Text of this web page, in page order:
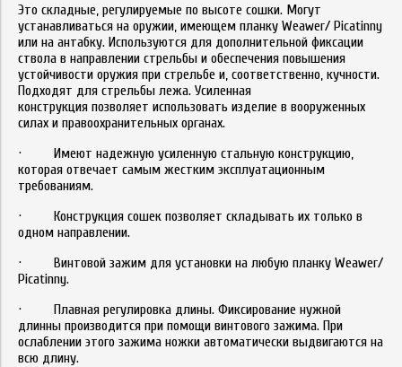
Это складные, регулируемые по высоте сошки. Могут
устанавливаться на оружии, имеющем планку Weawer/ Picatinny
или на антабку. Используются для дополнительной фиксации
ствола в направлении стрельбы и обеспечения повышения
устойчивости оружия при стрельбе и, соответственно, кучности.
Подходят для стрельбы лежа. Усиленная
конструкция позволяет использовать изделие в вооруженных
силах и правоохранительных органах.
· Имеют надежную усиленную стальную конструкцию,
которая отвечает самым жестким эксплуатационным
требованиям.
· Конструкция сошек позволяет складывать их только в
одном направлении.
· Винтовой зажим для установки на любую планку Weawer/
Picatinny.
· Плавная регулировка длины. Фиксирование нужной
длинны производится при помощи винтового зажима. При
ослаблении этого зажима ножки автоматически выдвигаются на
всю длину.